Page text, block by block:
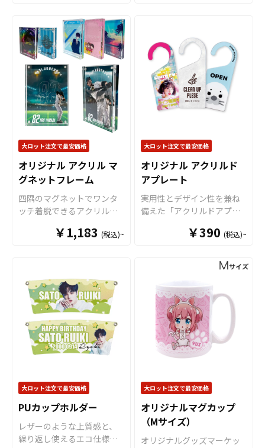
作いたします。 スタイリッ
シュで持ち運びやすい形状
が魅力的なオリジナルのア
クリルスライドミラーは、
鏡面を保護するアクリル製
のスライドカバーにオリジ
ナルのデザインを印刷する
ことができます。透明感と
立体感がデザインを引き立
て、写真やイラスト、ロゴ
などを美しく見せてくれま
す。 形状は丸型・角型の2種
類から選択可能で、用途や
好みに応じたカスタマイズ
が可能です。 短納期・小ロ
ットでの対応も可能ですの
でご不明点がありましたら
お気軽にご相談ください。
真やイラストも鮮やかな発
色で仕上がります。超音波
圧着なので溶着部分にも印
刷でき、溶着部分も含めた
全面印刷が可能です。イラ
ストやロゴを大きく印刷し
てエンドユーザーにアピー
リアファイルは様々なシー
ンで活躍します！例えば、
会社・店舗情報やメイン商
材を印刷することで、優秀
な販促ツールとなります。
キャラクターグッズやノベ
ルティ、企業・観光地PR、
ろん、学校・病院・クラブ
してもご利用頂けます。 販
売に必要な資材も取り揃え
ておりますので、お客様に
はデザインをご入稿いただ
くだけで自社商品として販
売していただくことができ
ます。国内生産で小ロット
からの制作も承っておりま
すので、お気軽にご相談く
大ロット注文で最安価格
オリジナル アクリル マ
グネットフレーム
四隅のマグネットでワンタ
ッチ着脱できるアクリルマ
好きな写真やイラストを簡
クジェットフルカラー印刷
で、オリジナルのアクリル
マグネットフレームがお作
りいただけます。サイズは
チェキ・トレカに対応でき
る「小サイズ」とL判写真や
ご用意。フォトフレームと
してはもちろん、トレカな
どのカードホルダーや、企
業様のサインフレーム、店
舗のメニューといった備品
￥1,183 (税込)~
大ロット注文で最安価格
オリジナル アクリルド
アプレート
実用性とデザイン性を兼ね
備えた「アクリルドアプレ
いたします。 アクリルドア
テル・施設・ご家庭など幅
広いシーンで活躍する、ド
アノブに掛けて使うコミュ
ニケーションツールです。
多様な形状のドアノブに対
応し、使用シーンを選ばな
い高い実用性が特長。高品
質アクリル素材を採用して
いますので、美しい透明感
す。 ダイカット加工により
自由な形状での制作が可能
なほか、両面フルカラー印
刷にも対応。案内表示や注
意喚起、ブランド表現ま
￥390 (税込)~
大ロット注文で最安価格
PUカップホルダー
レザーのような上質感と、
繰り返し使えるエコ仕様を
大ロット注文で最安価格
オリジナルマグカップ
（Mサイズ）
オリジナルグッズマーケッ